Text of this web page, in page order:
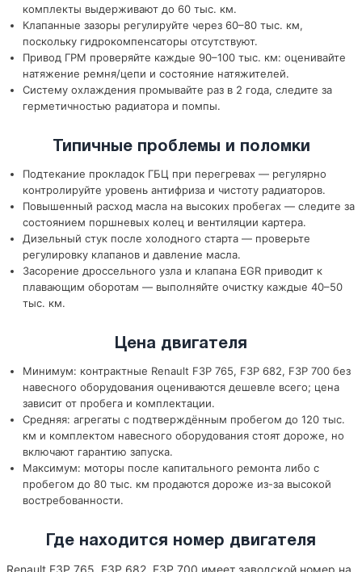
комплекты выдерживают до 60 тыс. км.
Клапанные зазоры регулируйте через 60–80 тыс. км,
поскольку гидрокомпенсаторы отсутствуют.
Привод ГРМ проверяйте каждые 90–100 тыс. км: оценивайте
натяжение ремня/цепи и состояние натяжителей.
Систему охлаждения промывайте раз в 2 года, следите за
герметичностью радиатора и помпы.
Типичные проблемы и поломки
Подтекание прокладок ГБЦ при перегревах — регулярно
контролируйте уровень антифриза и чистоту радиаторов.
Повышенный расход масла на высоких пробегах — следите за
состоянием поршневых колец и вентиляции картера.
Дизельный стук после холодного старта — проверьте
регулировку клапанов и давление масла.
Засорение дроссельного узла и клапана EGR приводит к
плавающим оборотам — выполняйте очистку каждые 40–50
тыс. км.
Цена двигателя
Минимум: контрактные Renault F3P 765, F3P 682, F3P 700 без
навесного оборудования оцениваются дешевле всего; цена
зависит от пробега и комплектации.
Средняя: агрегаты с подтверждённым пробегом до 120 тыс.
км и комплектом навесного оборудования стоят дороже, но
включают гарантию запуска.
Максимум: моторы после капитального ремонта либо с
пробегом до 80 тыс. км продаются дороже из-за высокой
востребованности.
Где находится номер двигателя
Renault F3P 765, F3P 682, F3P 700 имеет заводской номер на